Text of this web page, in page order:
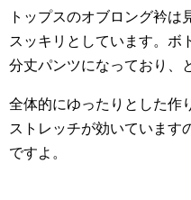
トップスのオブロング衿は
スッキリとしています。ボ
分丈パンツになっており、
全体的にゆったりとした作
ストレッチが効いています
ですよ。